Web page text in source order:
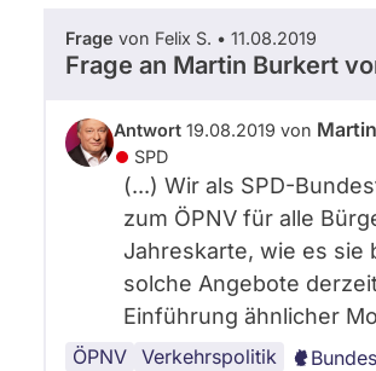
Frage von Felix S. • 11.08.2019
Frage an Martin Burkert
Antwort 19.08.2019 von
SPD
(...) Wir als SPD-
zum ÖPNV für alle
Jahreskarte, wie es sie
solche Angebote
Einführung ähnlicher
ÖPNV Verkehrspolitik